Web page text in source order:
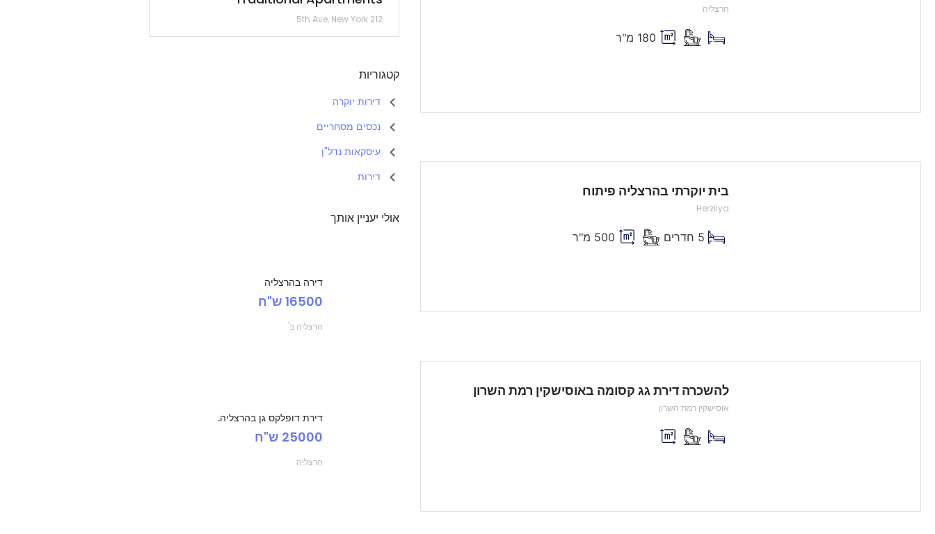
הרצליה
180 מ"ר
בית יוקרתי בהרצליה פיתוח
Herzliya
5 חדרים 500 מ"ר
להשכרה דירת גג קסומה באוסישקין רמת השרון
אוסישקין רמת השרון
212 5th Ave, New York
קטגוריות
דירות יוקרה
נכסים מסחריים
עיסקאות נדל"ן
דירות
אולי יעניין אותך
דירה בהרצליה
16500 ש"ח
הרצליה ב'
דירת דופלקס גן בהרצליה.
25000 ש"ח
הרצליה